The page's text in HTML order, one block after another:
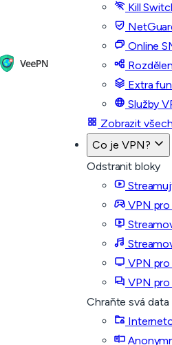
Kill
Online
Extra
Služby
Zobrazit
Co je VPN?
Odstranit bloky
VPN pro
VPN
VPN
Chraňte svá data